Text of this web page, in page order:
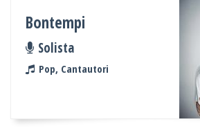
Bontempi
Solista
Pop, Cantautori